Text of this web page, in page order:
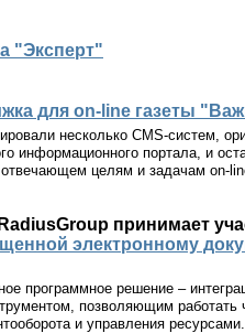
"Эксперт"
для on-line газеты
несколько CMS-систем,
информационного портала, и
целям и задачам on-
принимает
электронному
программное решение –
позволяющим
и управления ресурсами.